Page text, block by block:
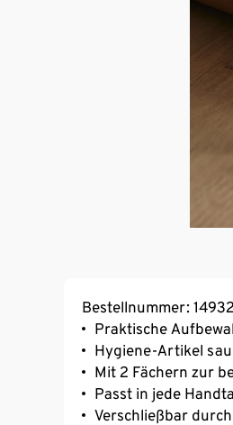
Bestellnummer:
Praktische
Hygiene-Artikel
Mit 2 Fächern zur
Passt in jede
Verschließbar